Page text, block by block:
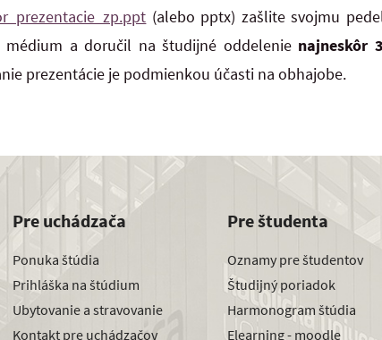
(alebo pptx) zašlite svojmu
médium a doručil na študijné oddelenie najneskôr
prezentácie je podmienkou účasti na obhajobe.
Pre uchádzača
Ponuka štúdia
Prihláška na štúdium
Ubytovanie a stravovanie
Kontakt pre uchádzačov
Pre študenta
Oznamy pre študentov
Študijný poriadok
Harmonogram štúdia
Elearning - moodle